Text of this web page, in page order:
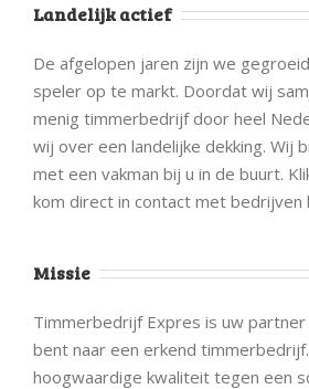
Landelijk actief
De afgelopen jaren zijn we
speler op te markt. Doordat wij
menig timmerbedrijf door heel
wij over een landelijke dekking. Wij
met een vakman bij u in de buurt.
kom direct in contact met bedrijven
Missie
Timmerbedrijf Expres is uw partner
bent naar een erkend
hoogwaardige kwaliteit tegen een